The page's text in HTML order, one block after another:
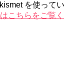
を使ってい
こちらをご覧く